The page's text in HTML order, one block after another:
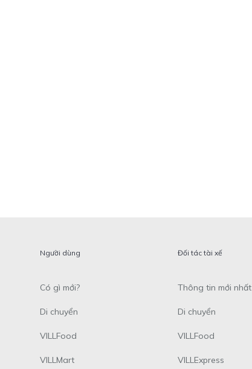
Người dùng
Có gì mới?
Di chuyển
VILLFood
VILLMart
Đối tác tài xế
Thông tin mới nhất
Di chuyển
VILLFood
VILLExpress